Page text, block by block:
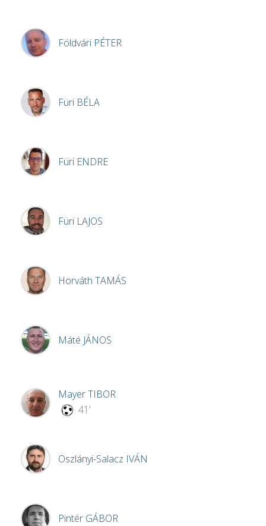
Földvári PÉTER
Füri BÉLA
Füri ENDRE
Füri LAJOS
Horváth TAMÁS
Máté JÁNOS
MayerTIBOR
41'
Oszlányi-Salacz IVÁN
Pintér GÁBOR